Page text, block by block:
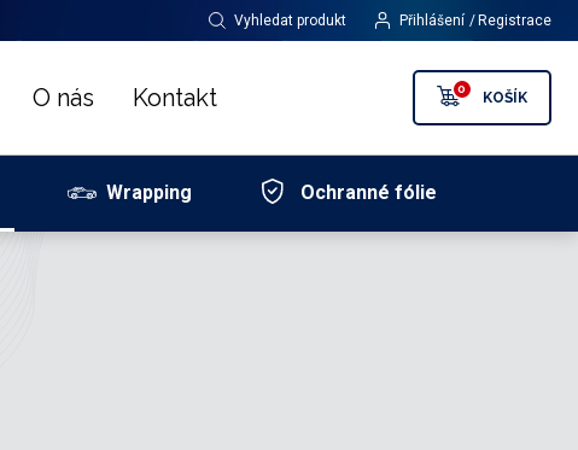
Vyhledat produkt Přihlášení Registrace
O nás Kontakt 0 KOŠÍK
Wrapping Ochranné fólie